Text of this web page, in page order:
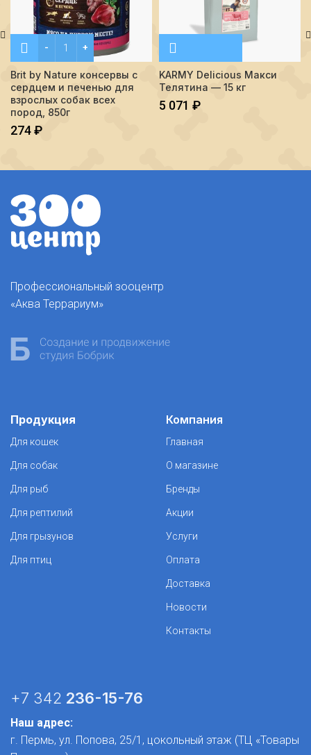
Количество Brit by Nature консервы с сердцем и печенью
Brit by Nature консервы с
сердцем и печенью для
взрослых собак всех
пород, 850г
274₽
KARMY Delicious Макси
Телятина — 15 кг
5 071 ₽
Профессиональный зооцентр
«Аква Террариум»
Продукция
Для кошек
Для собак
Для рыб
Для рептилий
Для грызунов
Для птиц
Компания
Главная
О магазине
Бренды
Акции
Услуги
Оплата
Доставка
Новости
Контакты
+7 342 236-15-76
Наш адрес:
г. Пермь, ул. Попова, 25/1​, цокольный этаж (ТЦ «Товары